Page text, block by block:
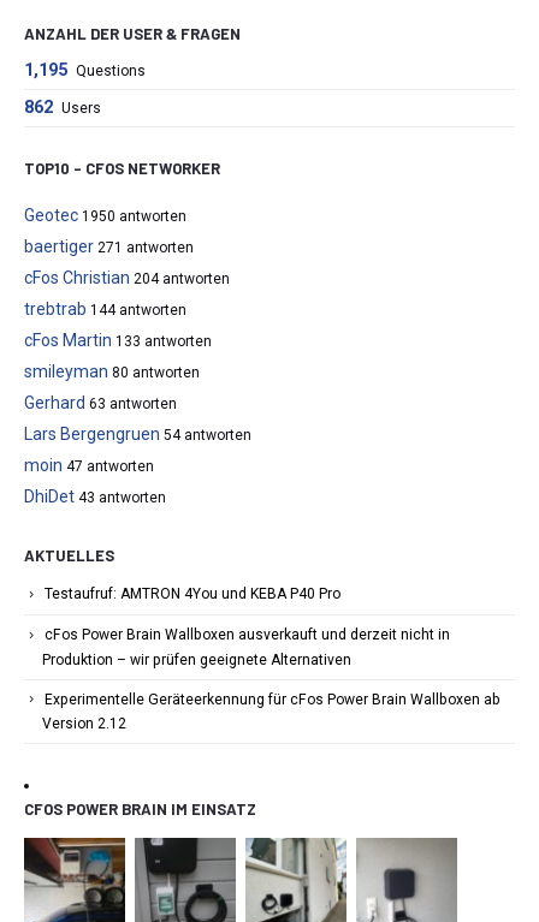
ANZAHL DER USER & FRAGEN
1,195 Questions
862 Users
TOP10 – CFOS NETWORKER
Geotec 1950 antworten
baertiger 271 antworten
cFos Christian 204 antworten
trebtrab 144 antworten
cFos Martin 133 antworten
smileyman 80 antworten
Gerhard 63 antworten
Lars Bergengruen 54 antworten
moin 47 antworten
DhiDet 43 antworten
AKTUELLES
Testaufruf: AMTRON 4You und KEBA P40 Pro
cFos Power Brain Wallboxen ausverkauft und derzeit nicht in
Produktion – wir prüfen geeignete Alternativen
Experimentelle Geräteerkennung für cFos Power Brain Wallboxen ab
Version 2.12
CFOS POWER BRAIN IM EINSATZ